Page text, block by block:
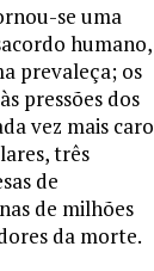
se uma
humano,
prevaleça; os
pressões dos
vez mais caro
três
de
de milhões
da morte.